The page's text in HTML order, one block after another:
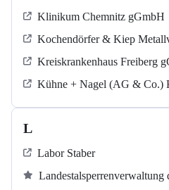
Klinikum Chemnitz gGmbH
Kochendörfer & Kiep
Kreiskrankenhaus Freiberg
Kühne + Nagel (AG & Co.)
L
Labor Staber
Landestalsperrenverwaltung